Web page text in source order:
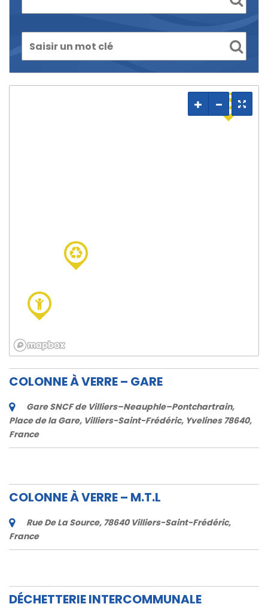
COLONNE À VERRE – GARE
Gare SNCF de Villiers–Neauphle–Pontchartrain,
Place de la Gare, Villiers-Saint-Frédéric, Yvelines 78640,
France
COLONNE À VERRE – M.T.L
Rue De La Source, 78640 Villiers-Saint-Frédéric,
France
DÉCHETTERIE INTERCOMMUNALE